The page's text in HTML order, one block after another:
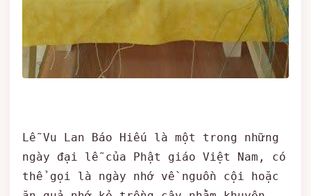
Lễ Vu Lan Báo Hiếu là một trong những
ngày đại lễ của Phật giáo Việt Nam, có
thể gọi là ngày nhớ về nguồn cội hoặc